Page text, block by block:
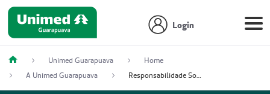
Login
Unimed Guarapuava
Home
A Unimed Guarapuava
Responsabilidade Social